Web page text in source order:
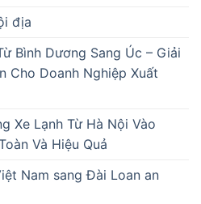
địa
Bình Dương Sang Úc – Giải
Cho Doanh Nghiệp Xuất
Xe Lạnh Từ Hà Nội Vào
Và Hiệu Quả
Nam sang Đài Loan an